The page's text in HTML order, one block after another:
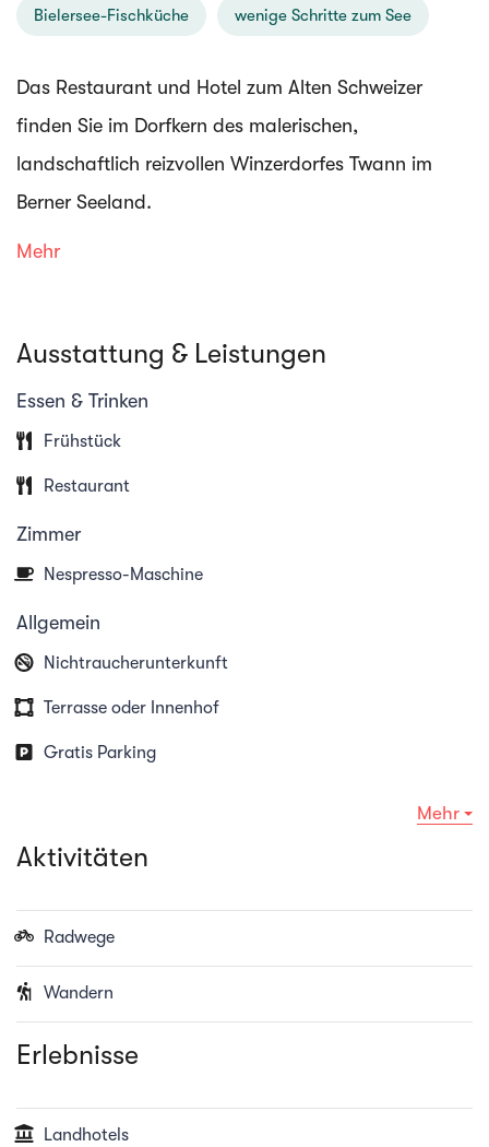
Bielersee-Fischküche wenige Schritte zum See
Das Restaurant und Hotel zum Alten Schweizer
finden Sie im Dorfkern des malerischen,
landschaftlich reizvollen Winzerdorfes Twann im
Berner Seeland.
entfernt. Freuen Sie sich auf kostenfreies WLAN und
ein Restaurant, das frischen Fisch und
Fleischgerichte serviert.
Mehr
Ausstattung & Leistungen
Essen & Trinken
Frühstück
Restaurant
Zimmer
Nespresso-Maschine
Allgemein
Nichtraucherunterkunft
Terrasse oder Innenhof
Gratis Parking
Mehr
Aktivitäten
Radwege
Wandern
Erlebnisse
Landhotels